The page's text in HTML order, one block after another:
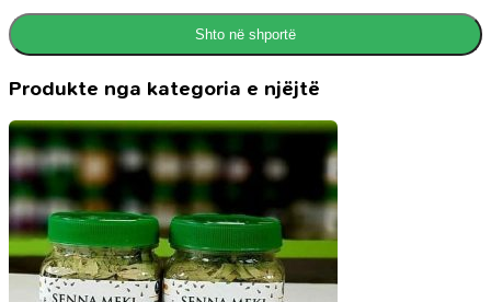
Shto në shportë
Produkte nga kategoria e njëjtë